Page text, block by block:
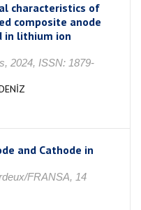
characteristics of
composite anode
in lithium ion
2024, ISSN: 1879-
and Cathode in
FRANSA, 14